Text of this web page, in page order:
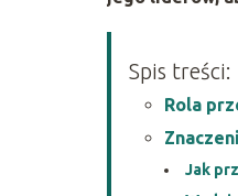
Spis treści:
Rola
Jak